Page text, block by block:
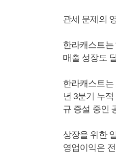
관세 문제의
한라캐스트는
매출 성장도
한라캐스트는
년 3분기 누
규 증설 중인
상장을 위한
영업이익은